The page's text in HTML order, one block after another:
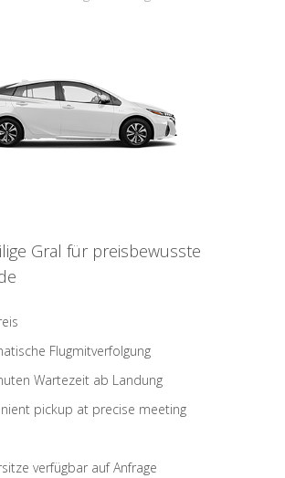
Gral für preisbewusste
Flugmitverfolgung
Wartezeit ab Landung
pickup at precise meeting
verfügbar auf Anfrage